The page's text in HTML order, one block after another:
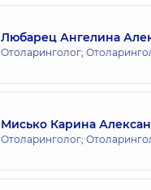
Любарец Ангелина
Отоларинголог;
Мисько Карина
Отоларинголог;